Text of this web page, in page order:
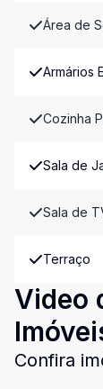
Área de
Armários
Cozinha
Sala de
Sala de
Terraço
Video
Confira